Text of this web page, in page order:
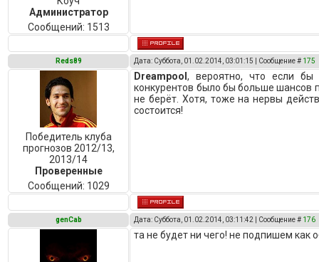
Администратор
Сообщений: 1513
Reds89 Дата: Суббота, 01.02.2014, 03:01:15 | Сообщение # 175
Победитель клуба
прогнозов 2012/13,
2013/14
Проверенные
Сообщений: 1029
Dreampool, вероятно, что если
конкурентов было бы больше шансов
не берёт. Хотя, тоже на нервы
состоится!
genCab Дата: Суббота, 01.02.2014, 03:11:42 | Сообщение # 176
та не будет ни чего! не подпишем как